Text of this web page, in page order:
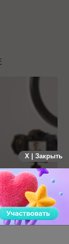
вошел в фазу
X | Закрыть